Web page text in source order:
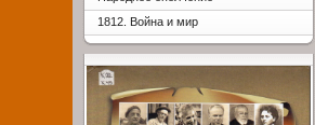
1812. Война и мир